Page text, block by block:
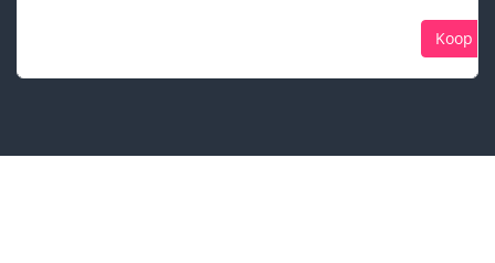
Koop